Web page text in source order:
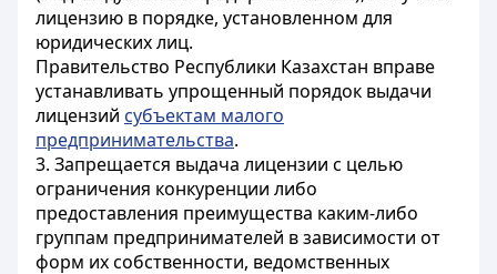
лицензию в порядке, установленном для
юридических лиц.
Правительство Республики Казахстан вправе
устанавливать упрощенный порядок выдачи
лицензий субъектам малого
предпринимательства.
3. Запрещается выдача лицензии с целью
ограничения конкуренции либо
предоставления преимущества каким-либо
группам предпринимателей в зависимости от
форм их собственности, ведомственных